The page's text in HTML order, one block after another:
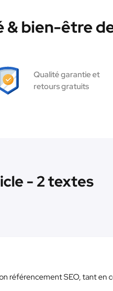
& bien-être
Qualité garantie et
retours gratuits
- 2 textes
référencement SEO, tant en